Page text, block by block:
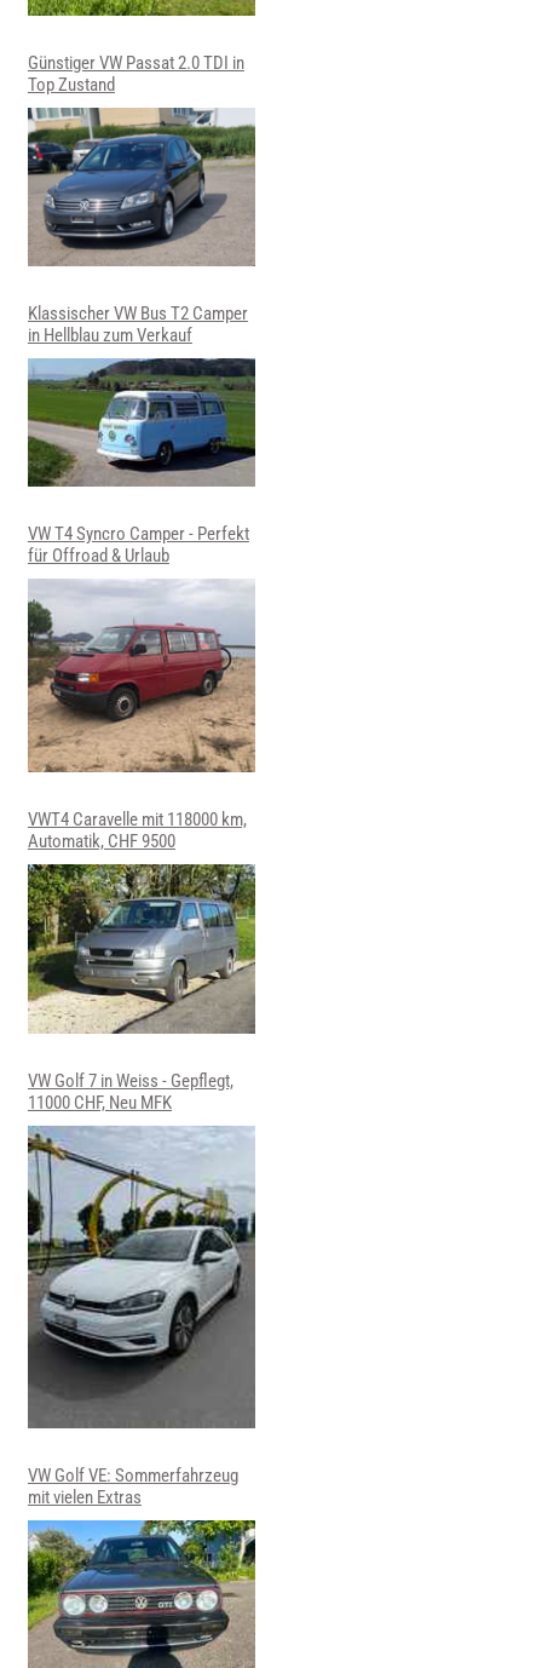
Günstiger VW Passat 2.0 TDI in
Top Zustand
Klassischer VW Bus T2 Camper
in Hellblau zum Verkauf
VW T4 Syncro Camper - Perfekt
für Offroad & Urlaub
VWT4 Caravelle mit 118000 km,
Automatik, CHF 9500
VW Golf 7 in Weiss - Gepflegt,
11000 CHF, Neu MFK
VW Golf VE: Sommerfahrzeug
mit vielen Extras